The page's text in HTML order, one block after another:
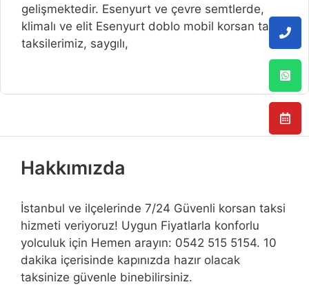
gelişmektedir. Esenyurt ve çevre semtlerde,
klimalı ve elit Esenyurt doblo mobil korsan taksi
taksilerimiz, saygılı,
Hakkımızda
İstanbul ve ilçelerinde 7/24 Güvenli korsan taksi
hizmeti veriyoruz! Uygun Fiyatlarla konforlu
yolculuk için Hemen arayın: 0542 515 5154. 10
dakika içerisinde kapınızda hazır olacak
taksinize güvenle binebilirsiniz.